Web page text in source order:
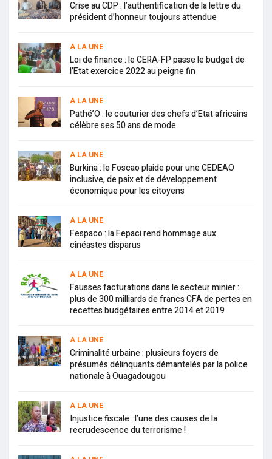
Crise au CDP : l’authentification de la lettre du
président d’honneur toujours attendue
A LA UNE
Loi de finance : le CERA-FP passe le budget de
l’Etat exercice 2022 au peigne fin
A LA UNE
Pathé’O : le couturier des chefs d’Etat africains
célèbre ses 50 ans de mode
A LA UNE
Burkina : le Foscao plaide pour une CEDEAO
inclusive, de paix et de développement
économique pour les citoyens
A LA UNE
Fespaco : la Fepaci rend hommage aux
cinéastes disparus
A LA UNE
Fausses facturations dans le secteur minier :
plus de 300 milliards de francs CFA de pertes en
recettes budgétaires entre 2014 et 2019
A LA UNE
Criminalité urbaine : plusieurs foyers de
présumés délinquants démantelés par la police
nationale à Ouagadougou
A LA UNE
Injustice fiscale : l’une des causes de la
recrudescence du terrorisme !